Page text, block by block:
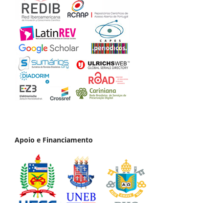
Apoio e Financiamento